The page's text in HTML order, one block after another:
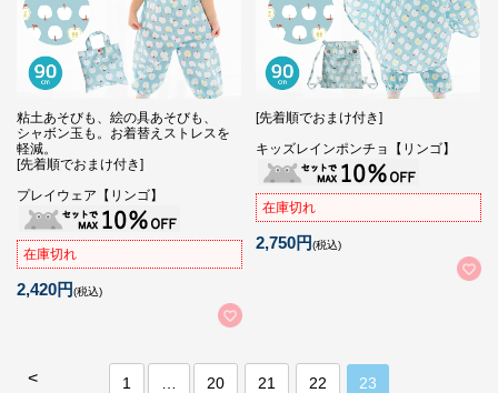
粘土あそびも、絵の具あそびも、
シャボン玉も。お着替えストレスを
軽減。
[先着順でおまけ付き]
プレイウェア【リンゴ】
在庫切れ
2,420円(税込)
[先着順でおまけ付き]
キッズレインポンチョ【リンゴ】
在庫切れ
2,750円(税込)
< 1 20 21 22 23